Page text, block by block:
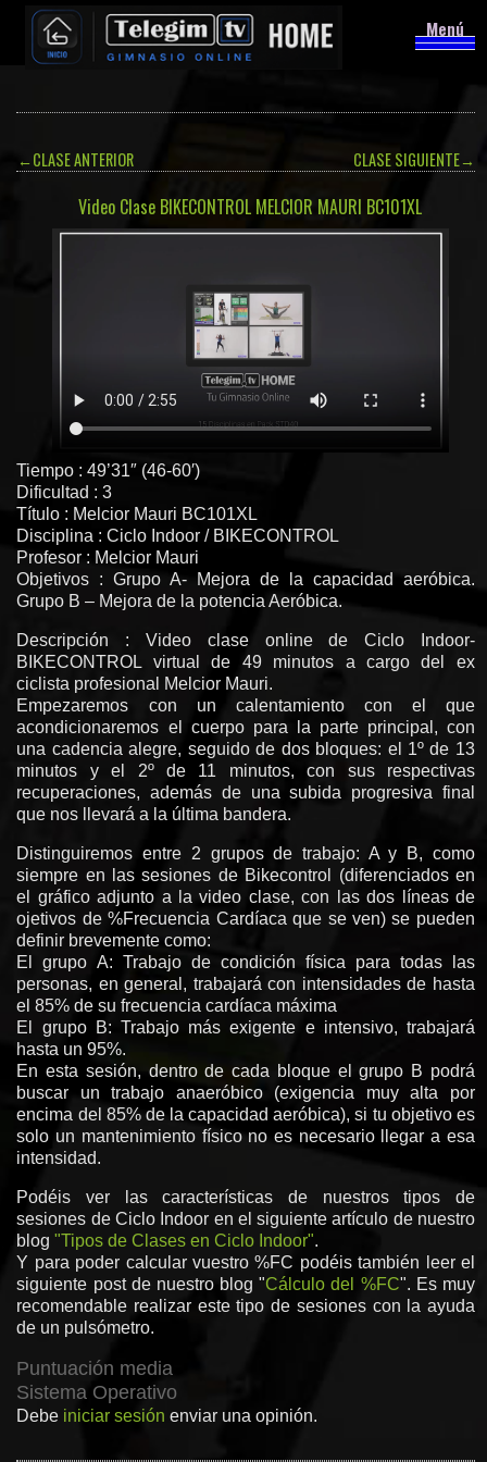
Menú
←CLASE ANTERIOR CLASE SIGUIENTE→
Video Clase BIKECONTROL MELCIOR MAURI BC101XL
Tiempo : 49’31″ (46-60′)
Dificultad : 3
Título : Melcior Mauri BC101XL
Disciplina : Ciclo Indoor / BIKECONTROL
Profesor : Melcior Mauri
Objetivos : Grupo A- Mejora de la capacidad aeróbica.
Grupo B – Mejora de la potencia Aeróbica.
Descripción : Video clase online de Ciclo Indoor-
BIKECONTROL virtual de 49 minutos a cargo del ex
ciclista profesional Melcior Mauri.
Empezaremos con un calentamiento con el que
acondicionaremos el cuerpo para la parte principal, con
una cadencia alegre, seguido de dos bloques: el 1º de 13
minutos y el 2º de 11 minutos, con sus respectivas
recuperaciones, además de una subida progresiva final
que nos llevará a la última bandera.
Distinguiremos entre 2 grupos de trabajo: A y B, como
siempre en las sesiones de Bikecontrol (diferenciados en
el gráfico adjunto a la video clase, con las dos líneas de
ojetivos de %Frecuencia Cardíaca que se ven) se pueden
definir brevemente como:
El grupo A: Trabajo de condición física para todas las
personas, en general, trabajará con intensidades de hasta
el 85% de su frecuencia cardíaca máxima
El grupo B: Trabajo más exigente e intensivo, trabajará
hasta un 95%.
En esta sesión, dentro de cada bloque el grupo B podrá
buscar un trabajo anaeróbico (exigencia muy alta por
encima del 85% de la capacidad aeróbica), si tu objetivo es
solo un mantenimiento físico no es necesario llegar a esa
intensidad.
Podéis ver las características de nuestros tipos de
sesiones de Ciclo Indoor en el siguiente artículo de nuestro
blog"Tipos de Clases en Ciclo Indoor".
Y para poder calcular vuestro %FC podéis también leer el
siguiente post de nuestro blog "Cálculo del %FC". Es muy
recomendable realizar este tipo de sesiones con la ayuda
de un pulsómetro.
Puntuación media
Sistema Operativo
Debe iniciar sesión enviar una opinión.